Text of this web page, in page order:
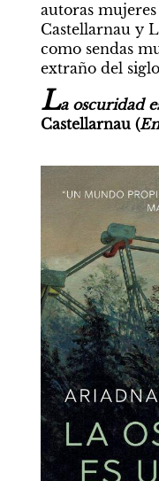
autoras
Castellarnau y
como sendas
extraño del
La oscuridad
Castellarnau (